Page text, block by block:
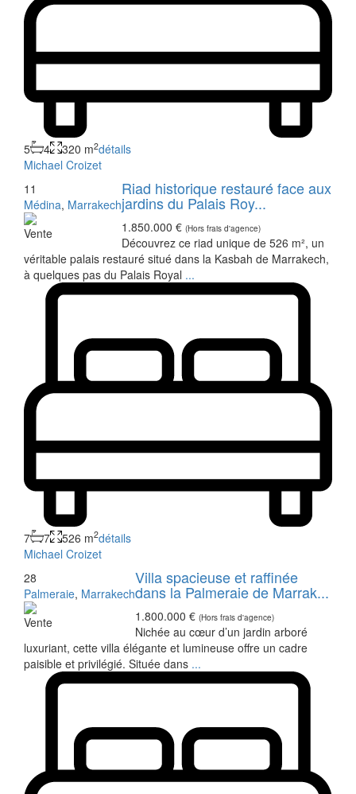
5 4 320 m2détails
Michael Croizet
11
Médina, Marrakech
Vente
Riad historique restauré face aux
jardins du Palais Roy...
1.850.000 € (Hors frais d'agence)
Découvrez ce riad unique de 526 m², un
véritable palais restauré situé dans la Kasbah de Marrakech,
à quelques pas du Palais Royal ...
7 7 526 m2détails
Michael Croizet
28
Palmeraie, Marrakech
Vente
Villa spacieuse et raffinée
dans la Palmeraie de Marrak...
1.800.000 € (Hors frais d'agence)
Nichée au cœur d’un jardin arboré
luxuriant, cette villa élégante et lumineuse offre un cadre
paisible et privilégié. Située dans ...